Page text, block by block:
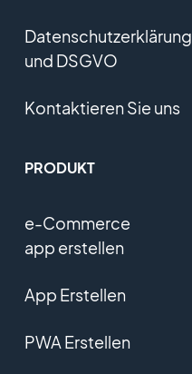
Datenschutzerklärung
und DSGVO
Kontaktieren Sie uns
PRODUKT
e-Commerce
app erstellen
App Erstellen
PWA Erstellen